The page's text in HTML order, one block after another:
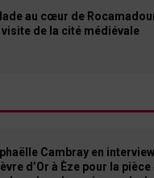
au cœur de
visite de la cité médiévale
Cambray en
d’Or à Èze pour la pièce